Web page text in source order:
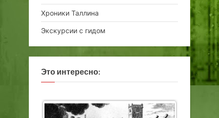
Хроники Таллина
Экскурсии с гидом
Это интересно: